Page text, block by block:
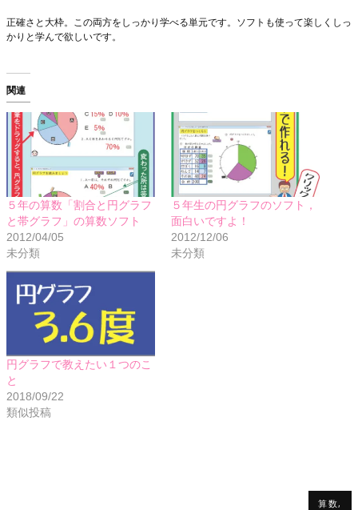
正確さと大枠。この両方をしっかり学べる単元です。ソフトも使って楽しくしっ
かりと学んで欲しいです。
関連
５年の算数「割合と円グラフ
と帯グラフ」の算数ソフト
2012/04/05
未分類
５年生の円グラフのソフト，
面白いですよ！
2012/12/06
未分類
円グラフで教えたい１つのこ
と
2018/09/22
類似投稿
算数,